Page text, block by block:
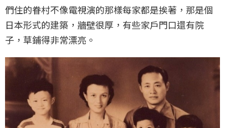
們住的眷村不像電視演的那樣每家都是挨著，那是個
日本形式的建築，牆壁很厚，有些家戶門口還有院
子，草鋪得非常漂亮。